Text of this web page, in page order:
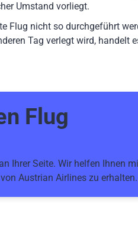
Umstand vorliegt.
Flug nicht so durchgeführt
Tag verlegt wird, handelt
Flug
Ihrer Seite. Wir helfen Ihnen
Austrian Airlines zu erhalten.